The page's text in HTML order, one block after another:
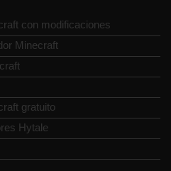
con modificaciones
Minecraft
gratuito
Hytale